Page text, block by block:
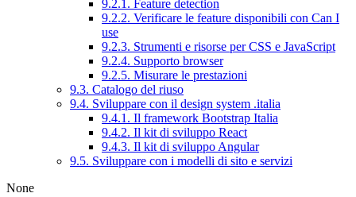
9.2.1. Feature detection
9.2.2. Verificare le feature disponibili con Can I
use
9.2.3. Strumenti e risorse per CSS e JavaScript
9.2.4. Supporto browser
9.2.5. Misurare le prestazioni
9.3. Catalogo del riuso
9.4. Sviluppare con il design system .italia
9.4.1. Il framework Bootstrap Italia
9.4.2. Il kit di sviluppo React
9.4.3. Il kit di sviluppo Angular
9.5. Sviluppare con i modelli di sito e servizi
None